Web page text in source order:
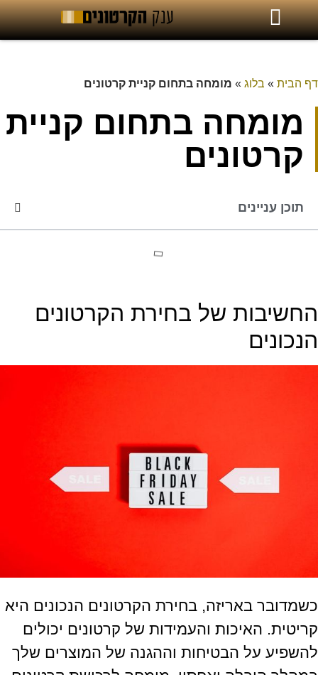
דף הבית » בלוג » מומחה בתחום קניית קרטונים
מומחה בתחום קניית
קרטונים
תוכן עניינים
החשיבות של בחירת הקרטונים
הנכונים
כשמדובר באריזה, בחירת הקרטונים הנכונים היא
קריטית. האיכות והעמידות של קרטונים יכולים
להשפיע על הבטיחות וההגנה של המוצרים שלך